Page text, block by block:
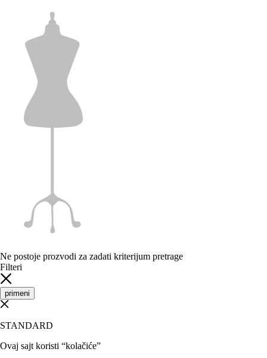
Ne postoje prozvodi za zadati kriterijum pretrage
Filteri
primeni
STANDARD
Ovaj sajt koristi “kolačiće”